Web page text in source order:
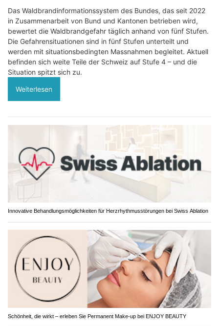
Das Waldbrandinformationssystem des Bundes, das seit 2022
in Zusammenarbeit von Bund und Kantonen betrieben wird,
bewertet die Waldbrandgefahr täglich anhand von fünf Stufen.
Die Gefahrensituationen sind in fünf Stufen unterteilt und
werden mit situationsbedingten Massnahmen begleitet. Aktuell
befinden sich weite Teile der Schweiz auf Stufe 4 – und die
Situation spitzt sich zu.
Weiterlesen
Innovative Behandlungsmöglichkeiten für Herzrhythmusstörungen bei Swiss Ablation
Schönheit, die wirkt – erleben Sie Permanent Make-up bei ENJOY BEAUTY